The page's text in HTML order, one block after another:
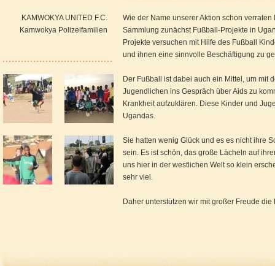
KAMWOKYA UNITED F.C.
Kamwokya Polizeifamilien
Wie der Name unserer Aktion schon
Sammlung zunächst Fußball-Projekte in
Projekte versuchen mit Hilfe des Fußball
und ihnen eine sinnvolle Beschäftigung zu
Der Fußball ist dabei auch ein Mittel, um mit
Jugendlichen ins Gespräch über Aids zu
Krankheit aufzuklären. Diese Kinder und
Ugandas.
Sie hatten wenig Glück und es es nicht ihre
sein. Es ist schön, das große Lächeln auf
uns hier in der westlichen Welt so klein
sehr viel.
Daher unterstützen wir mit großer Freude